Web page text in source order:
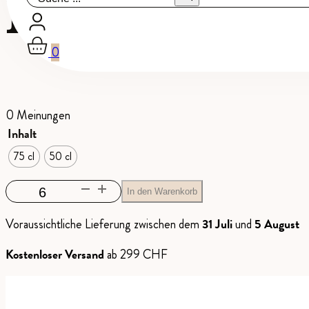
0
Pinot Noir
0 Meinungen
Inhalt
75 cl 50 cl
Pinot
Noir
Rubis
In den Warenkorb
Voraussichtliche Lieferung zwischen dem31 Juliund 5 August
Kostenloser Versandab 299 CHF